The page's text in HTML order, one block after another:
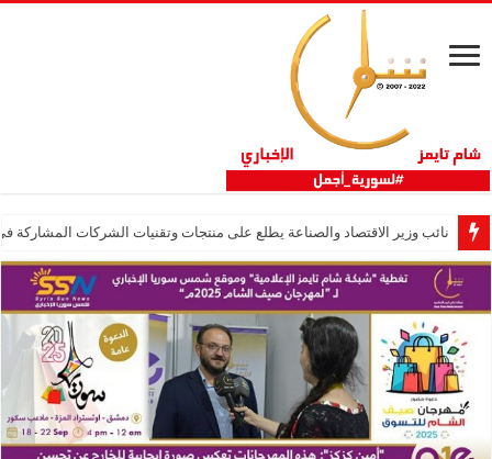
نائب وزير الاقتصاد والصناعة يطلع على منتجات وتقنيات الشركات المشاركة في